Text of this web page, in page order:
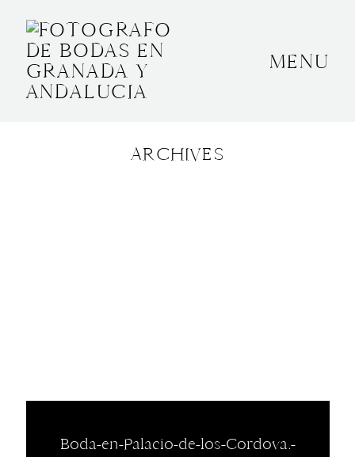
MENU
ARCHIVES
Boda-en-Palacio-de-los-Cordova.-
BODAS